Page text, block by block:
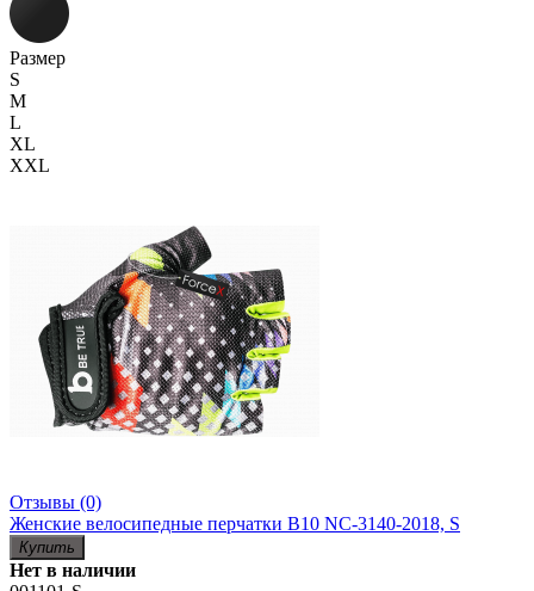
Размер
S
M
L
XL
XXL
Отзывы (0)
Женские велосипедные перчатки B10 NC-3140-2018, S
Купить
Нет в наличии